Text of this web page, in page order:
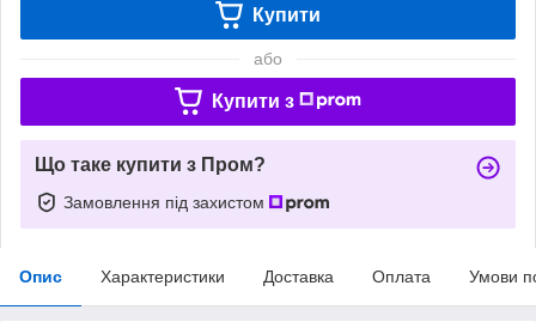
Купити
або
Купити з
Що таке купити з Пром?
Замовлення під захистом
Опис Характеристики Доставка Оплата Умови